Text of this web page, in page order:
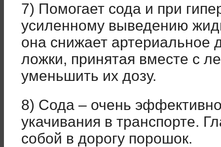
7) Помогает сода и при
усиленному выведению
она снижает артериальное
ложки, принятая вместе с
уменьшить их дозу.
8) Сода – очень
укачивания в транспорте.
собой в дорогу порошок.